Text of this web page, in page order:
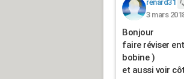
renard31
3 mars
Bonjour
faire réviser
bobine )
et aussi voir